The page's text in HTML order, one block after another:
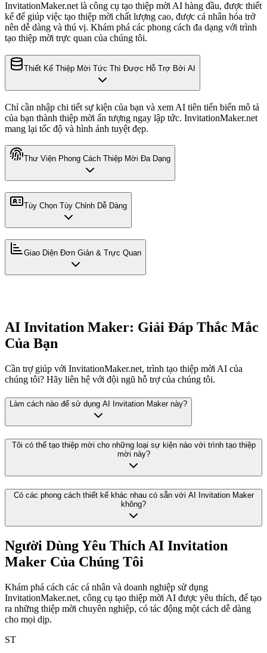
InvitationMaker.net là công cụ tạo thiệp mời AI hàng đầu, được thiết
kế để giúp việc tạo thiệp mời chất lượng cao, được cá nhân hóa trở
nên dễ dàng và thú vị. Khám phá các phong cách đa dạng với trình
tạo thiệp mời trực quan của chúng tôi.
Thiết Kế Thiệp Mời Tức Thì Được Hỗ Trợ Bởi AI
Chỉ cần nhập chi tiết sự kiện của bạn và xem AI tiên tiến biến mô tả
của bạn thành thiệp mời ấn tượng ngay lập tức. InvitationMaker.net
mang lại tốc độ và hình ảnh tuyệt đẹp.
Thư Viện Phong Cách Thiệp Mời Đa Dạng
Tùy Chọn Tùy Chỉnh Dễ Dàng
Giao Diện Đơn Giản & Trực Quan
AI Invitation Maker: Giải Đáp Thắc Mắc
Của Bạn
Cần trợ giúp với InvitationMaker.net, trình tạo thiệp mời AI của
chúng tôi? Hãy liên hệ với đội ngũ hỗ trợ của chúng tôi.
Làm cách nào để sử dụng AI Invitation Maker này?
Tôi có thể tạo thiệp mời cho những loại sự kiện nào với trình tạo thiệp
mời này?
Có các phong cách thiết kế khác nhau có sẵn với AI Invitation Maker
không?
Người Dùng Yêu Thích AI Invitation
Maker Của Chúng Tôi
Khám phá cách các cá nhân và doanh nghiệp sử dụng
InvitationMaker.net, công cụ tạo thiệp mời AI được yêu thích, để tạo
ra những thiệp mời chuyên nghiệp, có tác động một cách dễ dàng
cho mọi dịp.
ST